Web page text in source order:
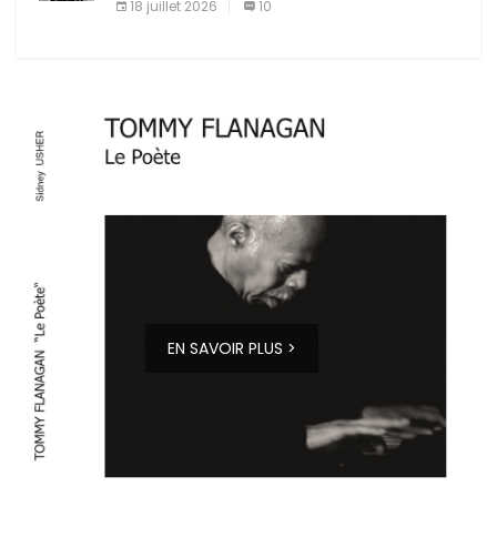
18 juillet 2026 10
EN SAVOIR PLUS >